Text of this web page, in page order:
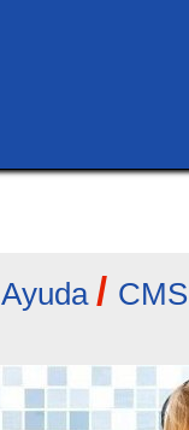
Ayuda / CMS